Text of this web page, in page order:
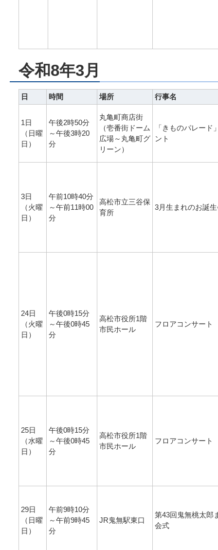
令和8年3月
日 時間 場所 行事名
1日
（日曜
日）
午後2時50分
～午後3時20
分
丸亀町商店街
（壱番街ドーム
広場～丸亀町グ
リーン）
「きものパレード
ント
3日
（火曜
日）
午前10時40分
～午前11時00
分
高松市立三谷保
育所
3月生まれのお誕
24日
（火曜
日）
午後0時15分
～午後0時45
分
高松市役所1階
市民ホール
フロアコンサート
25日
（水曜
日）
午後0時15分
～午後0時45
分
高松市役所1階
市民ホール
フロアコンサート
29日
（日曜
日）
午前9時10分
～午前9時45
分
JR鬼無駅東口
第43回鬼無桃太
会式